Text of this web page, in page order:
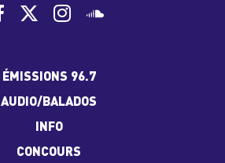
ÉMISSIONS 96.7
AUDIO/BALADOS
INFO
CONCOURS